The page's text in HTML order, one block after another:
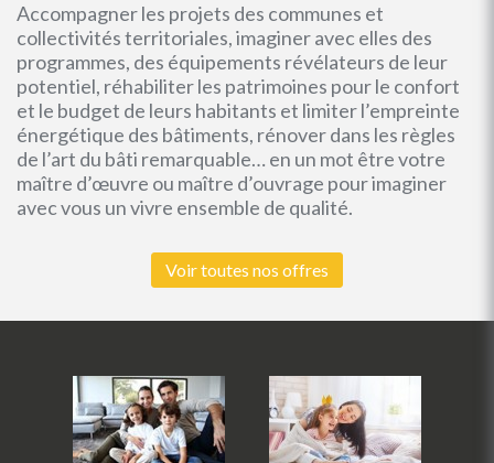
Accompagner les projets des communes et
collectivités territoriales, imaginer avec elles des
programmes, des équipements révélateurs de leur
potentiel, réhabiliter les patrimoines pour le confort
et le budget de leurs habitants et limiter l’empreinte
énergétique des bâtiments, rénover dans les règles
de l’art du bâti remarquable… en un mot être votre
maître d’œuvre ou maître d’ouvrage pour imaginer
avec vous un vivre ensemble de qualité.
Voir toutes nos offres